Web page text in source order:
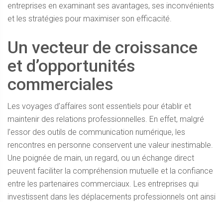
entreprises en examinant ses avantages, ses inconvénients
et les stratégies pour maximiser son efficacité.
Un vecteur de croissance
et d’opportunités
commerciales
Les voyages d’affaires sont essentiels pour établir et
maintenir des relations professionnelles. En effet, malgré
l’essor des outils de communication numérique, les
rencontres en personne conservent une valeur inestimable.
Une poignée de main, un regard, ou un échange direct
peuvent faciliter la compréhension mutuelle et la confiance
entre les partenaires commerciaux. Les entreprises qui
investissent dans les déplacements professionnels ont ainsi